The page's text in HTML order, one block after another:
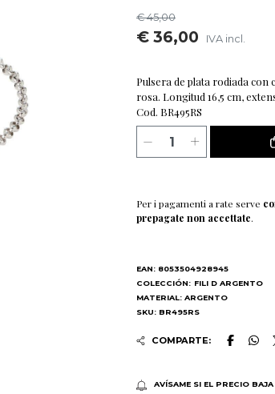
€ 45,00
€ 36,00 IVA incl.
Pulsera de plata rodiada
rosa. Longitud 16,5 cm,
Cod. BR495RS
Per i pagamenti a rate serve
prepagate non accettate.
EAN: 8053504928945
COLECCIÓN: FILI D ARGENTO
MATERIAL: ARGENTO
SKU: BR495RS
COMPARTE:
AVÍSAME SI EL PRECIO BAJA